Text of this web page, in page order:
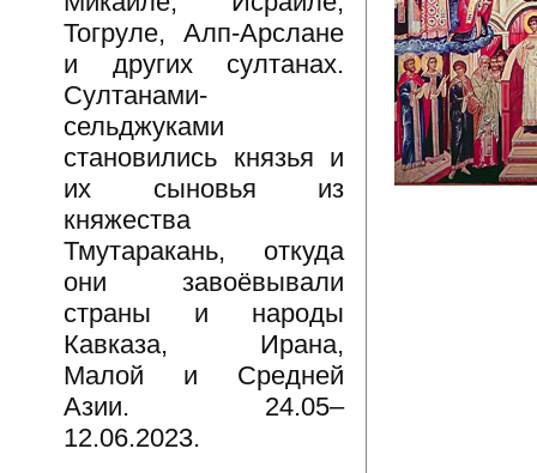
Тогруле, Алп-Арслане
и других султанах.
Султанами-
сельджуками
становились князья и
их сыновья из
княжества
Тмутаракань, откуда
они завоёвывали
страны и народы
Кавказа, Ирана,
Малой и Средней
Азии. 24.05–
12.06.2023.